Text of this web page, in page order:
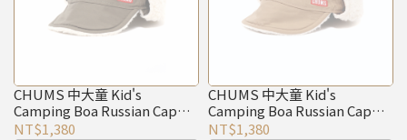
CHUMS 中大童 Kid's
Camping Boa Russian Cap保
暖風格帽 卡其綠
NT$1,380
CHUMS 中大童 Kid's
Camping Boa Russian Cap保
暖風格帽 淺卡其
NT$1,380